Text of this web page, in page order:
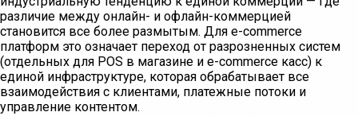
различие между онлайн- и офлайн-коммерцией
становится все более размытым. Для e-commerce
платформ это означает переход от разрозненных систем
(отдельных для POS в магазине и e-commerce касс) к
единой инфраструктуре, которая обрабатывает все
взаимодействия с клиентами, платежные потоки и
управление контентом.